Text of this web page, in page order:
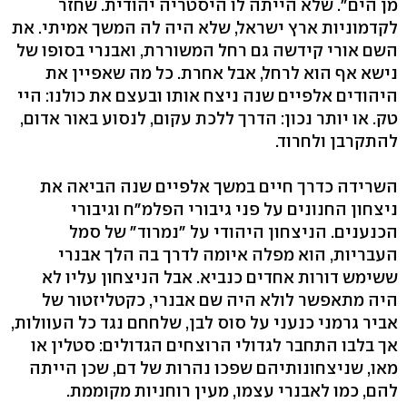
מן הים". שלא הייתה לו היסטריה יהודית. שחזר
לקדמוניות ארץ ישראל, שלא היה לה המשך אמיתי. את
השם אורי קידשה גם רחל המשוררת, ואבנרי בסופו של
נישא אף הוא לרחל, אבל אחרת. כל מה שאפיין את
היהודים אלפיים שנה ניצח אותו ובעצם את כולנו: היי
טק. או יותר נכון: הדרך ללכת עקום, לנסוע באור אדום,
להתקרבן ולחרוד.
השרידה כדרך חיים במשך אלפיים שנה הביאה את
ניצחון החנונים על פני גיבורי הפלמ"ח וגיבורי
הכנענים. הניצחון היהודי על "נמרוד" של סמל
העבריות, הוא מפלה איומה לדרך בה הלך אבנרי
ששימש דורות אחדים כנביא. אבל הניצחון עליו לא
היה מתאפשר לולא היה שם אבנרי, כקטליזטור של
אביר גרמני כנעני על סוס לבן, שלחחם נגד כל העוולות,
אך בלבו התחבר לגדולי הרוצחים הגדולים: סטלין או
מאו, שניצחונותיהם שפכו נהרות של דם, שכן הייתה
להם, כמו לאבנרי עצמו, מעין רוחניות מקוממת.